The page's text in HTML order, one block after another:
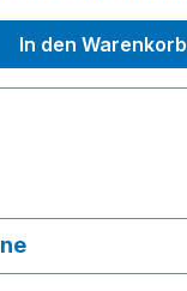
In den Warenkorb